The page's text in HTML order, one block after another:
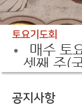
토요기도회
매주 토
셋째 주(
공지사항